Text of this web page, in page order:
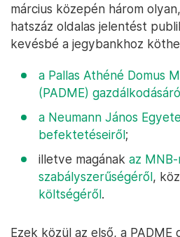
március közepén három
hatszáz oldalas jelentést
kevésbé a jegybankhoz
a Pallas Athéné Domus
(PADME)
a Neumann János
befektetéseiről;
illetve magának az
szabályszerűségéről,
költségéről.
Ezek közül az első, a PADME